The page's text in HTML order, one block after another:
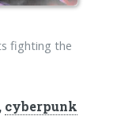
fighting the
, cyberpunk